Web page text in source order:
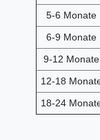
5-6 Monate
6-9 Monate
9-12 Monate
12-18
18-24